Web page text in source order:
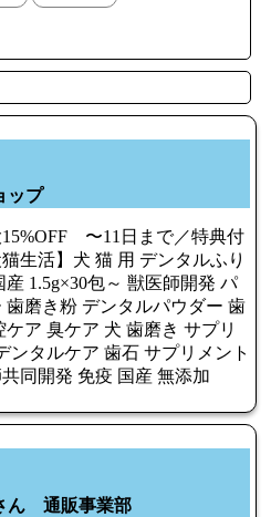
ップ
15%OFF 〜11日まで／特典付
生活】犬 猫 用 デンタルふり
産 1.5g×30包～ 獣医師開発 パ
歯磨き粉 デンタルパウダー 歯
ケア 臭ケア 犬 歯磨き サプリ
ンタルケア 歯石 サプリメント
同開発 免疫 国産 無添加
ん 通販事業部